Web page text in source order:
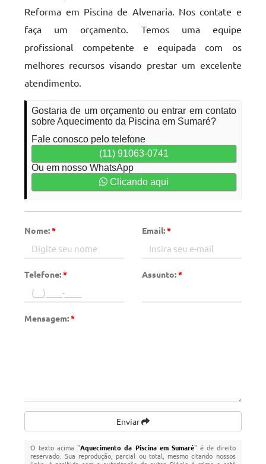
Reforma em Piscina de Alvenaria. Nos contate e
faça um orçamento. Temos uma equipe
profissional competente e equipada com os
melhores recursos visando prestar um excelente
atendimento.
Gostaria de um orçamento ou entrar em contato
sobre Aquecimento da Piscina em Sumaré?
Fale conosco pelo telefone
(11) 91063-0741
Ou em nosso WhatsApp
Clicando aqui
Nome:* Email:*
Telefone:* Assunto:*
Mensagem:*
Enviar
O texto acima "Aquecimento da Piscina em Sumaré" é de direito
reservado. Sua reprodução, parcial ou total, mesmo citando nossos